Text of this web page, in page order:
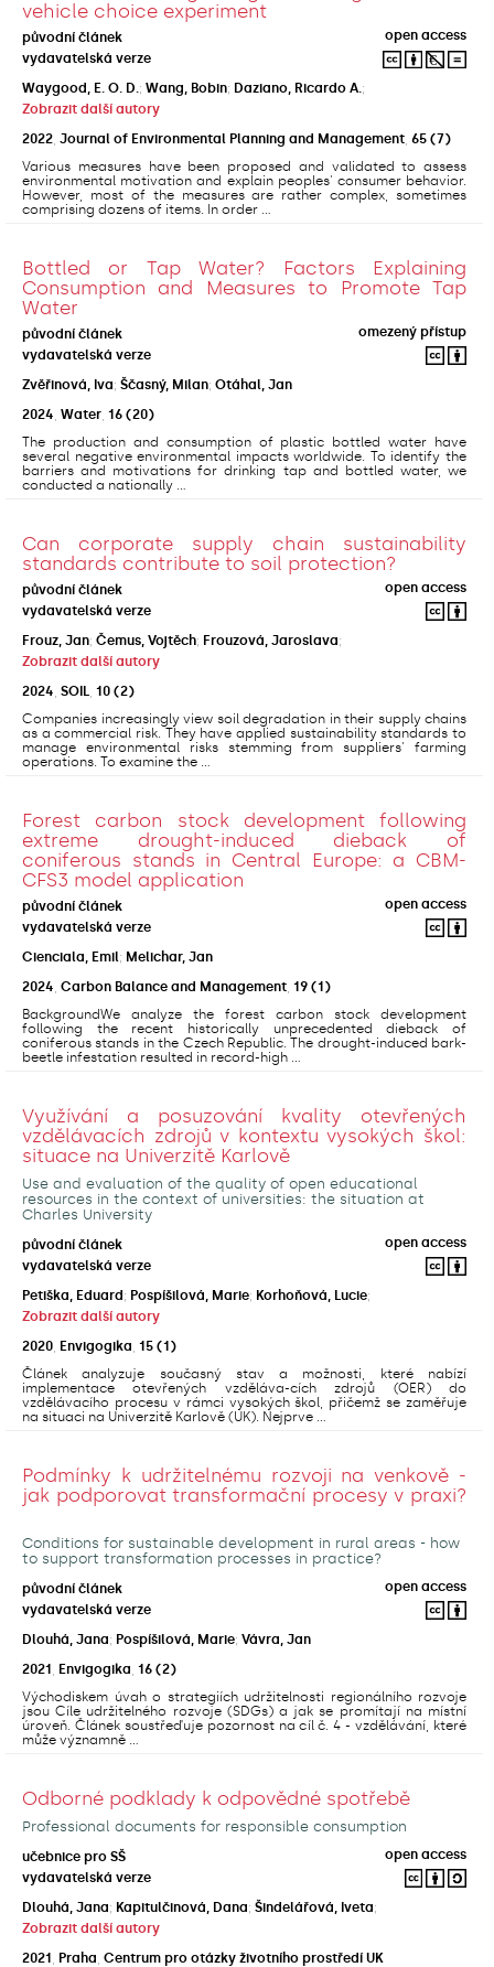
vehicle choice experiment
původní článek
open access
vydavatelská verze
Waygood, E. O. D.; Wang, Bobin; Daziano, Ricardo A.;
Zobrazit další autory
2022 Journal of Environmental Planning and Management 65 (7)
Various measures have been proposed and validated to assess
environmental motivation and explain peoples' consumer behavior.
However, most of the measures are rather complex, sometimes
comprising dozens of items. In order ...
Bottled or Tap Water? Factors Explaining
Consumption and Measures to Promote Tap
Water
původní článek
omezený přístup
vydavatelská verze
Zvěřinová, Iva; Ščasný, Milan; Otáhal, Jan
2024 Water 16 (20)
The production and consumption of plastic bottled water have
several negative environmental impacts worldwide. To identify the
barriers and motivations for drinking tap and bottled water, we
conducted a nationally ...
Can corporate supply chain sustainability
standards contribute to soil protection?
původní článek
open access
vydavatelská verze
Frouz, Jan; Čemus, Vojtěch; Frouzová, Jaroslava;
Zobrazit další autory
2024 SOIL 10 (2)
Companies increasingly view soil degradation in their supply chains
as a commercial risk. They have applied sustainability standards to
manage environmental risks stemming from suppliers' farming
operations. To examine the ...
Forest carbon stock development following
extreme drought-induced dieback of
coniferous stands in Central Europe: a CBM-
CFS3 model application
původní článek
open access
vydavatelská verze
Cienciala, Emil; Melichar, Jan
2024 Carbon Balance and Management 19 (1)
BackgroundWe analyze the forest carbon stock development
following the recent historically unprecedented dieback of
coniferous stands in the Czech Republic. The drought-induced bark-
beetle infestation resulted in record-high ...
Využívání a posuzování kvality otevřených
vzdělávacích zdrojů v kontextu vysokých škol:
situace na Univerzitě Karlově
Use and evaluation of the quality of open educational
resources in the context of universities: the situation at
Charles University
původní článek
open access
vydavatelská verze
Petiška, Eduard ; Pospíšilová, Marie; Korhoňová, Lucie;
Zobrazit další autory
2020 Envigogika 15 (1)
Článek analyzuje současný stav a možnosti, které nabízí
implementace otevřených vzděláva-cích zdrojů (OER) do
vzdělávacího procesu v rámci vysokých škol, přičemž se zaměřuje
na situaci na Univerzitě Karlově (UK). Nejprve ...
Podmínky k udržitelnému rozvoji na venkově -
jak podporovat transformační procesy v praxi?
Conditions for sustainable development in rural areas - how
to support transformation processes in practice?
původní článek
open access
vydavatelská verze
Dlouhá, Jana; Pospíšilová, Marie; Vávra, Jan
2021
Envigogika 16 (2)
Východiskem úvah o strategiích udržitelnosti regionálního rozvoje
jsou Cíle udržitelného rozvoje (SDGs) a jak se promítají na místní
úroveň. Článek soustřeďuje pozornost na cíl č. 4 - vzdělávání, které
může významně ...
Odborné podklady k odpovědné spotřebě
Professional documents for responsible consumption
učebnice pro SŠ
open access
vydavatelská verze
Dlouhá, Jana; Kapitulčinová, Dana; Šindelářová, Iveta;
Zobrazit další autory
2021
Praha Centrum pro otázky životního prostředí UK